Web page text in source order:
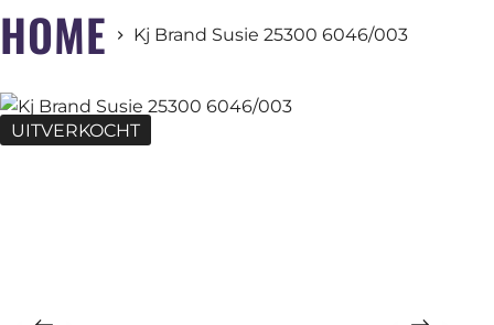
HOME Kj Brand Susie 25300 6046/003
UITVERKOCHT